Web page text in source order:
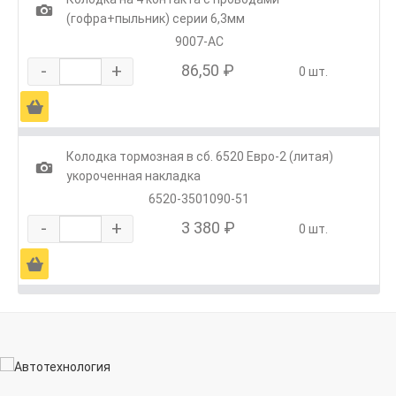
1
(гофра+пыльник) серии 6,3мм
9007-АС
- + 86,50 ₽ 0 шт.
Ä
1
Колодка тормозная в сб. 6520 Евро-2 (литая)
укороченная накладка
6520-3501090-51
- + 3 380 ₽ 0 шт.
Ä